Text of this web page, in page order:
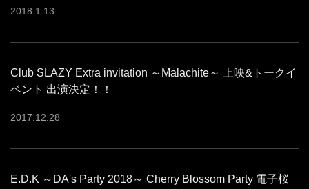
2018 1 13
Club SLAZY Extra invitation ～Malachite～ 上映&トークイ
ベント 出演決定！！
2017 12 28
E.D.K ～DA's Party 2018～ Cherry Blossom Party 電子桜